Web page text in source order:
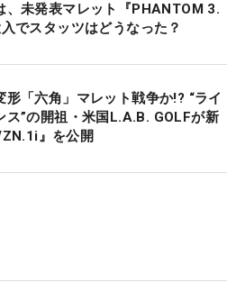
、未発表マレット『PHANTOM 3.
でスタッツはどうなった？
形「六角」マレット戦争か!? “ライ
ス”の開祖・米国L.A.B. GOLFが新
』を公開